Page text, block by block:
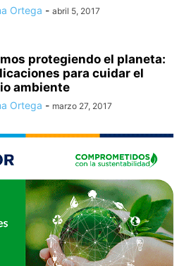
Ortega - abril 5, 2017
protegiendo el planeta:
para cuidar el
ambiente
Ortega - marzo 27, 2017